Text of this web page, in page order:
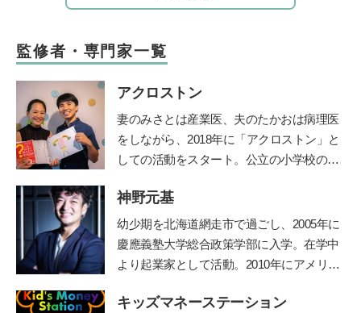
監修者・専門家一覧
アクロストン
妻のみさとは産業医、夫のたかおは病理医
をしながら、 2018年に「アクロストン」と
しての活動をスタート。公立の小学校の授
性にまつわるワークショップを行う。『３
～９歳ではじめるアクロストン式「赤ちゃ
んってどうやってできるの？」いま、子ど
もに伝えたい性のＱ＆Ａ』（主婦の友
頭の中がこんなことになっているなん
神野元基
幼少期を北海道網走市で過ごし、2005年に
慶應義塾大学総合政策学部に入学。在学中
より起業家として活動。2010年にアメリカ
道に進む。子どもたちに「未来を生き抜く
キッズマネーステーション